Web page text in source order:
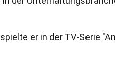
er in der TV-Serie